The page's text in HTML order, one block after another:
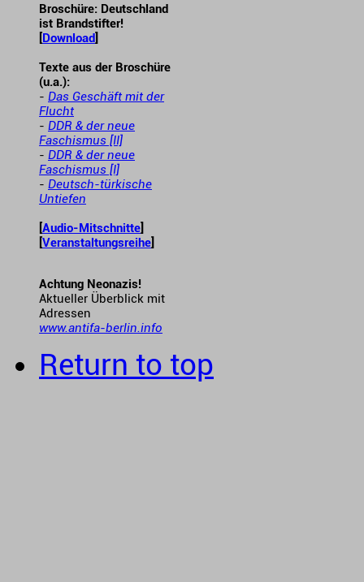
Broschüre: Deutschland
ist Brandstifter!
[Download]
Texte aus der Broschüre
(u.a.):
- Das Geschäft mit der
Flucht
- DDR & der neue
Faschismus [II]
- DDR & der neue
Faschismus [I]
- Deutsch-türkische
Untiefen
[Audio-Mitschnitte]
[Veranstaltungsreihe]
Achtung Neonazis!
Aktueller Überblick mit
Adressen
www.antifa-berlin.info
Return to top